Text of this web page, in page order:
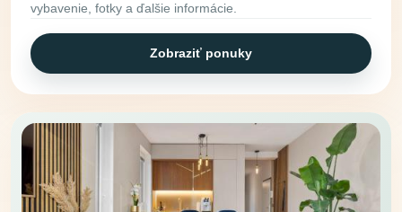
vybavenie, fotky a ďalšie informácie.
Zobraziť ponuky